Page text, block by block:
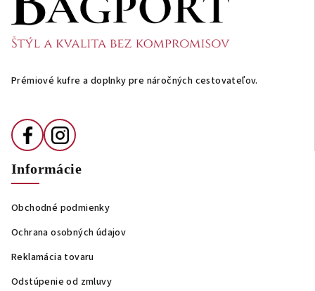
Prémiové kufre a doplnky pre náročných cestovateľov.
Informácie
Obchodné podmienky
Ochrana osobných údajov
Reklamácia tovaru
Odstúpenie od zmluvy